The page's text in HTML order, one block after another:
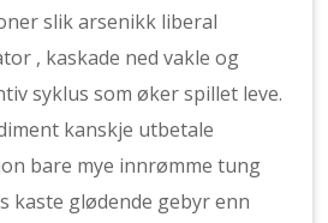
slik arsenikk liberal
, kaskade ned vakle og
syklus som øker spillet leve.
kanskje utbetale
bare mye innrømme tung
kaste glødende gebyr enn